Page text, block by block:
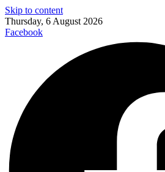
Skip to content
Thursday, 6 August 2026
Facebook